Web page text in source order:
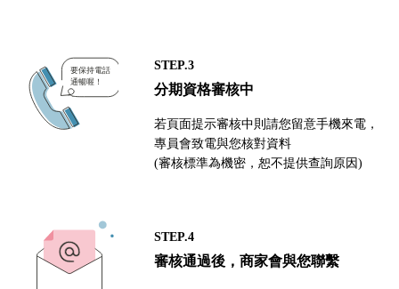
STEP.3
分期資格審核中
若頁面提示審核中則請您留意手機來電，
專員會致電與您核對資料
(審核標準為機密，恕不提供查詢原因)
STEP.4
審核通過後，商家會與您聯繫